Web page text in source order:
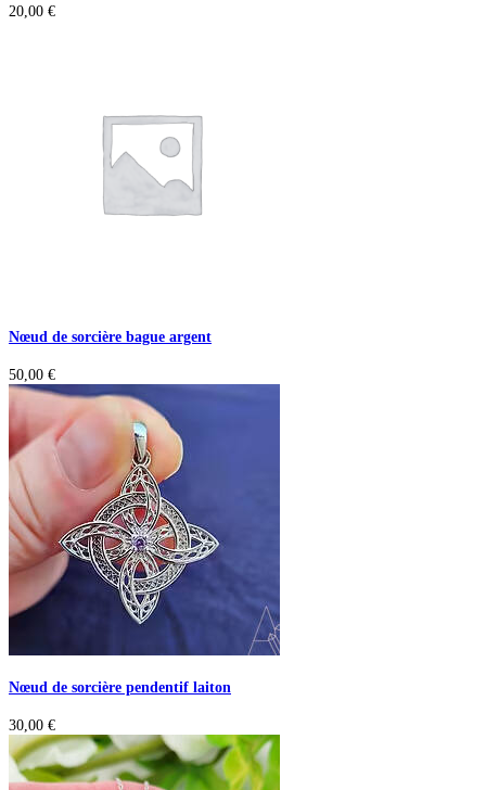
20,00 €
Nœud de sorcière bague argent
50,00 €
Nœud de sorcière pendentif laiton
30,00 €